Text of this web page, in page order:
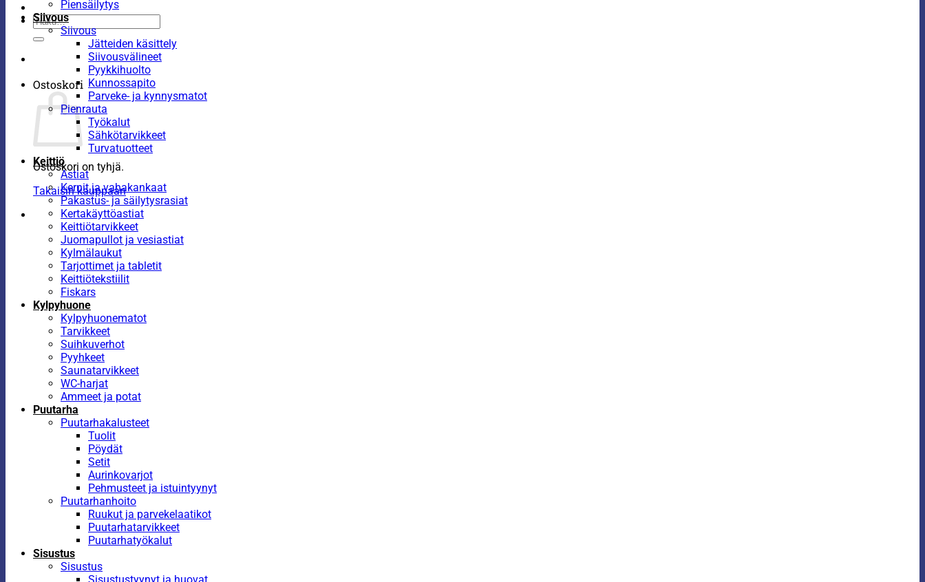
Etsi:
Ostoskori
Ostoskori on tyhjä.
Takaisin kauppaan
Piensäilytys
Siivous
Siivous
Jätteiden käsittely
Siivousvälineet
Pyykkihuolto
Kunnossapito
Parveke- ja kynnysmatot
Pienrauta
Työkalut
Sähkötarvikkeet
Turvatuotteet
Keittiö
Astiat
Kernit ja vahakankaat
Pakastus- ja säilytysrasiat
Kertakäyttöastiat
Keittiötarvikkeet
Juomapullot ja vesiastiat
Kylmälaukut
Tarjottimet ja tabletit
Keittiötekstiilit
Fiskars
Kylpyhuone
Kylpyhuonematot
Tarvikkeet
Suihkuverhot
Pyyhkeet
Saunatarvikkeet
WC-harjat
Ammeet ja potat
Puutarha
Puutarhakalusteet
Tuolit
Pöydät
Setit
Aurinkovarjot
Pehmusteet ja istuintyynyt
Puutarhanhoito
Ruukut ja parvekelaatikot
Puutarhatarvikkeet
Puutarhatyökalut
Sisustus
Sisustus